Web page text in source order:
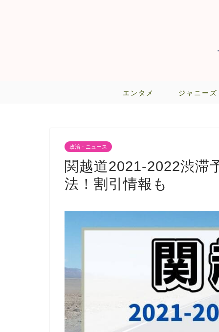
エンタメ ジャニーズ
政治・ニュース
関越道2021-2022渋滞
法！割引情報も